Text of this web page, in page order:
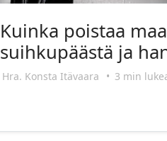
Kuinka poistaa
suihkupäästä ja
Hra. Konsta Itävaara • 3 min